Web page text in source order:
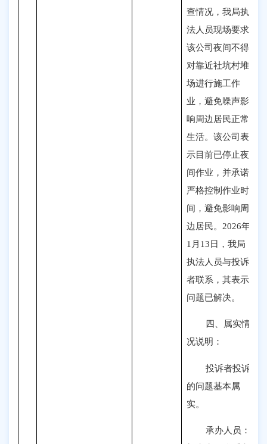
查情况，我局执
法人员现场要求
该公司夜间不得
对靠近社坑村堆
场进行施工作
业，避免噪声影
响周边居民正常
生活。该公司表
示目前已停止夜
间作业，并承诺
严格控制作业时
间，避免影响周
边居民。2026年
1月13日，我局
执法人员与投诉
者联系，其表示
问题已解决。
四、属实情
况说明：
投诉者投诉
的问题基本属
实。
承办人员：